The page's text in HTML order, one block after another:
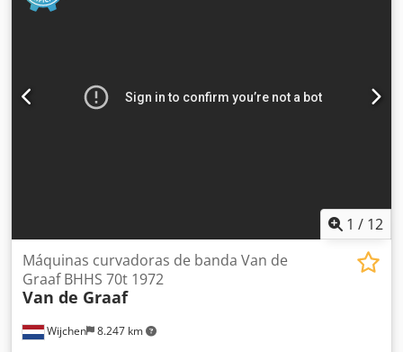
1 / 12
Wijchen 8.247 km
Máquinas curvadoras de banda Van de
Graaf BHHS 70t 1972
Van de Graaf